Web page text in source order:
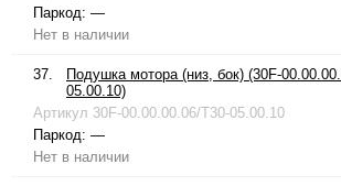
Паркод: —
Нет в наличии
37.
Подушка мотора (низ, бок) (30F-
05.00.10)
Артикул 30F-00.00.00.06/T30-05.00.10
Паркод: —
Нет в наличии